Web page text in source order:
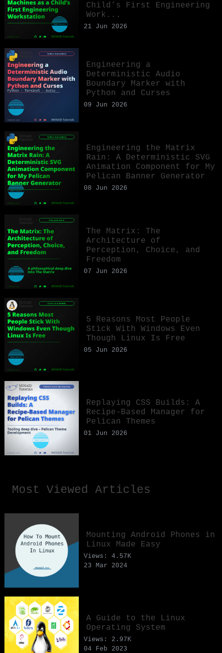
Child’s First Engineering
Work...
21 Jun 2026
Engineering a
Deterministic Audio
Boundary Marker with
Python and Curses
09 Jun 2026
Engineering the Matrix
Rain: A Deterministic SVG
Animation Component for My
Pelican Banner Generator
08 Jun 2026
The Matrix: The
Architecture of
Perception, Choice, and
Freedom
07 Jun 2026
5 Reasons Most People
Stick With Windows Even
Though Linux Is Free
05 Jun 2026
Replaying CSS Builds: A
Recipe-Based Manager for
Pelican Themes
01 Jun 2026
Most Viewed Articles
Mounting Android Phones in
Linux Made Easy
Views: 4.57K
23 Mar 2024
A Guide to the Linux
Operating System
Views: 2.97K
04 Feb 2023